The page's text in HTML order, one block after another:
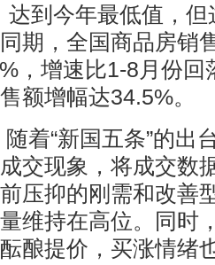
达到今年最低值，
期，全国商品房销
，增速比1-8月份回
额增幅达34.5%。
着“新国五条”的出
交现象，将成交数
压抑的刚需和改善
维持在高位。同时
酿提价，买涨情绪